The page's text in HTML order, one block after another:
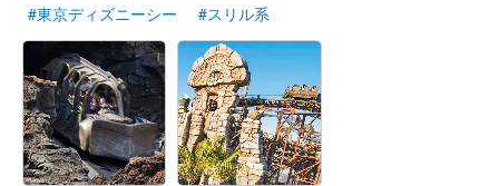
#東京ディズニーシー #スリル系